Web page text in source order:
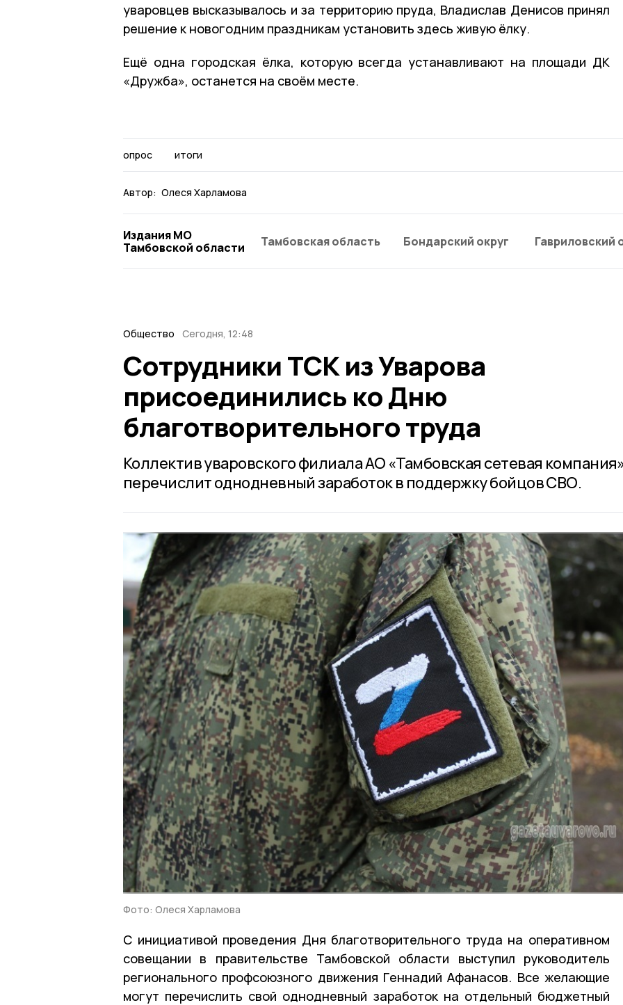
уваровцев высказывалось и за территорию пруда, Владислав Денисов принял
решение к новогодним праздникам установить здесь живую ёлку.
Ещё одна городская ёлка, которую всегда устанавливают на площади ДК
«Дружба», останется на своём месте.
опрос итоги
Автор: Олеся Харламова
Издания МО
Тамбовской области
Тамбовская область Бондарский округ Гавриловский
Общество Сегодня, 12:48
Сотрудники ТСК из Уварова
присоединились ко Дню
благотворительного труда
Коллектив уваровского филиала АО «Тамбовская сетевая
перечислит однодневный заработок в поддержку бойцов СВО.
Фото: Олеся Харламова
С инициативой проведения Дня благотворительного труда на оперативном
совещании в правительстве Тамбовской области выступил руководитель
регионального профсоюзного движения Геннадий Афанасов. Все желающие
могут перечислить свой однодневный заработок на отдельный бюджетный